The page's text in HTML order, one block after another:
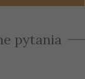
pytania